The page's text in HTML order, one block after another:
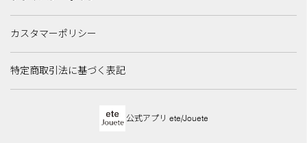
カスタマーポリシー
特定商取引法に基づく表記
公式アプリ ete/Jouete